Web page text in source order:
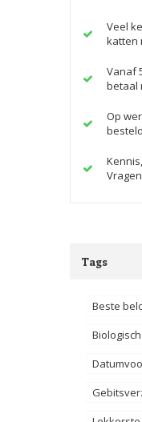
Veel
katten
Vanaf
betaal
Op
Tags
Beste